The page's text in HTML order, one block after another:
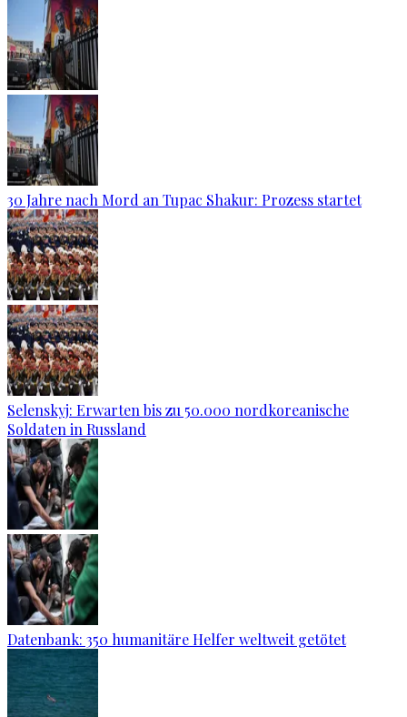
30 Jahre nach Mord an Tupac Shakur: Prozess startet
Selenskyj: Erwarten bis zu 50.000 nordkoreanische
Soldaten in Russland
Datenbank: 350 humanitäre Helfer weltweit getötet